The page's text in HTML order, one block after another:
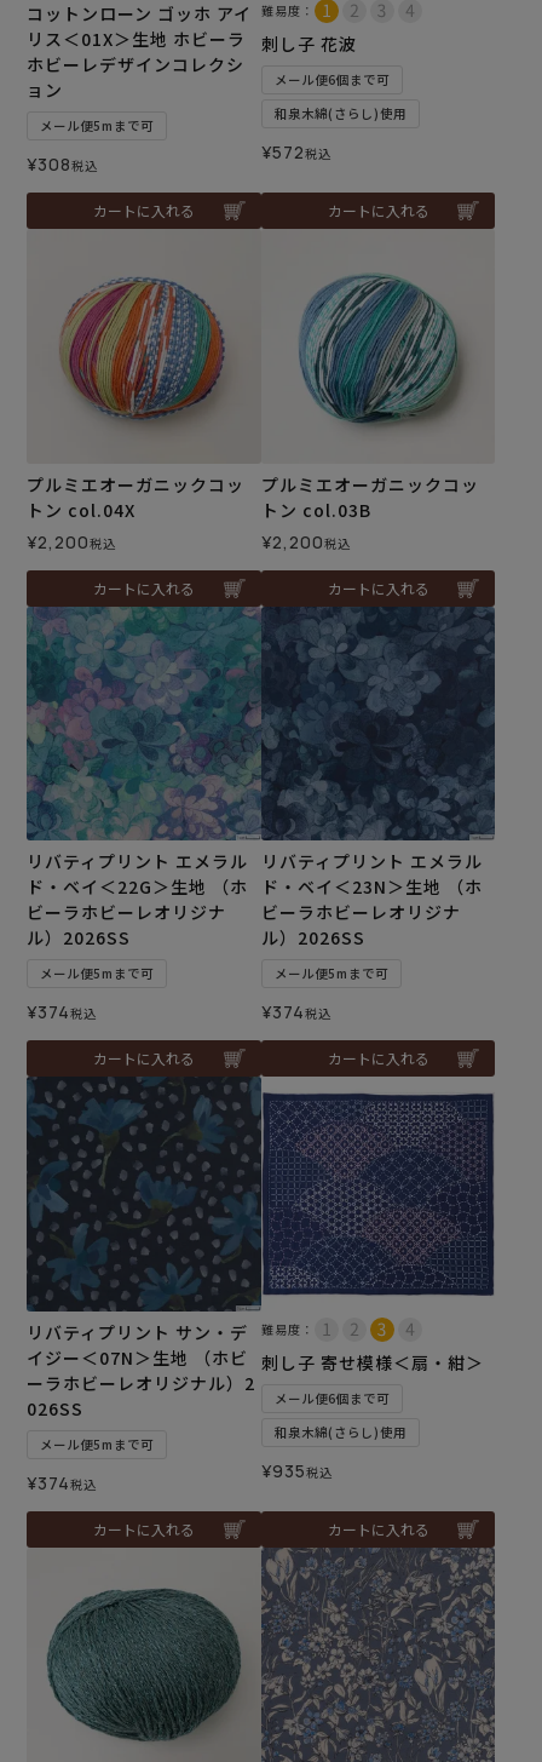
コットンローン ゴッホ アイ
リス＜01X＞生地 ホビーラ
ホビーレデザインコレクシ
ョン
メール便5mまで可
¥308税込
カートに入れる
難易度：
刺し子 花波
メール便6個まで可
和泉木綿(さらし)使用
¥572税込
カートに入れる
プルミエオーガニックコッ
トン col.04X
¥2,200税込
カートに入れる
プルミエオーガニックコッ
トン col.03B
¥2,200税込
カートに入れる
リバティプリント エメラル
ド・ベイ＜22G＞生地 （ホ
ビーラホビーレオリジナ
ル）2026SS
メール便5mまで可
¥374税込
カートに入れる
リバティプリント エメラル
ド・ベイ＜23N＞生地 （ホ
ビーラホビーレオリジナ
ル）2026SS
メール便5mまで可
¥374税込
カートに入れる
リバティプリント サン・デ
イジー＜07N＞生地 （ホビ
ーラホビーレオリジナル）2
026SS
メール便5mまで可
¥374税込
カートに入れる
難易度：
刺し子 寄せ模様＜扇・紺＞
メール便6個まで可
和泉木綿(さらし)使用
¥935税込
カートに入れる